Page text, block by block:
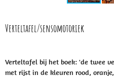
Verteltafel/sensomotoriek
Verteltafel bij het boek: 'de twee
met rijst in de kleuren rood,